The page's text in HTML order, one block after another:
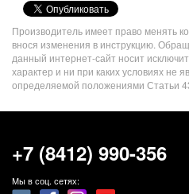
VK
Share
Button
Производитель имеет право менять
внося изменения в инструкцию.
данный интернет-сайт носит
характер и ни при каких условиях не
определяемой положениями Статьи
+7 (8412) 990-356
Мы в соц. сетях: